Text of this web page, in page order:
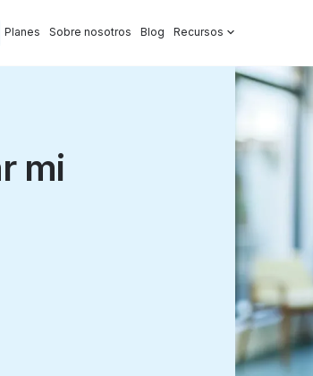
Planes Sobre nosotros Blog Recursos
mi